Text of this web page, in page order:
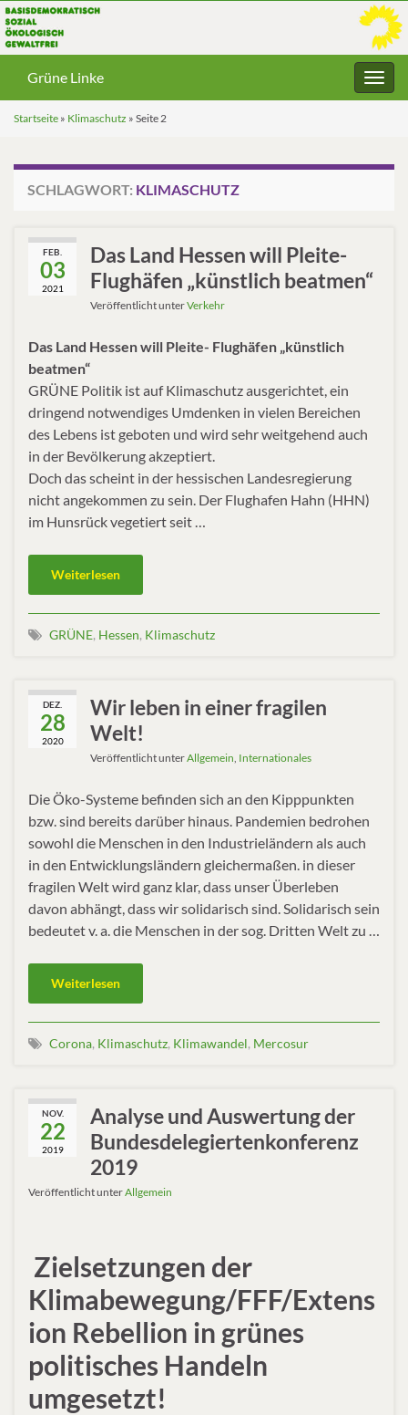
Grüne Linke
Startseite » Klimaschutz » Seite 2
SCHLAGWORT: KLIMASCHUTZ
FEB.
03
2021
Das Land Hessen will Pleite-
Flughäfen „künstlich beatmen“
Veröffentlicht unterVerkehr
Das Land Hessen will Pleite- Flughäfen „künstlich
beatmen“
GRÜNE Politik ist auf Klimaschutz ausgerichtet, ein
dringend notwendiges Umdenken in vielen Bereichen
des Lebens ist geboten und wird sehr weitgehend auch
in der Bevölkerung akzeptiert.
Doch das scheint in der hessischen Landesregierung
nicht angekommen zu sein. Der Flughafen Hahn (HHN)
im Hunsrück vegetiert seit …
Weiterlesen
GRÜNE, Hessen, Klimaschutz
DEZ.
28
2020
Wir leben in einer fragilen
Welt!
Veröffentlicht unterAllgemein Internationales
Die Öko-Systeme befinden sich an den Kipppunkten
bzw. sind bereits darüber hinaus. Pandemien bedrohen
sowohl die Menschen in den Industrieländern als auch
in den Entwicklungsländern gleichermaßen. in dieser
fragilen Welt wird ganz klar, dass unser Überleben
davon abhängt, dass wir solidarisch sind. Solidarisch sein
bedeutet v. a. die Menschen in der sog. Dritten Welt zu …
Weiterlesen
Corona, Klimaschutz, Klimawandel, Mercosur
NOV.
22
2019
Analyse und Auswertung der
Bundesdelegiertenkonferenz
2019
Veröffentlicht unterAllgemein
Zielsetzungen der
Klimabewegung/FFF/Extens
ion Rebellion in grünes
politisches Handeln
umgesetzt!